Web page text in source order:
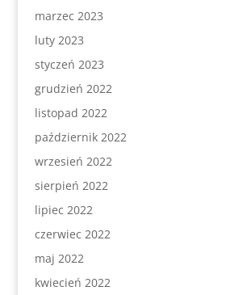
marzec 2023
luty 2023
styczeń 2023
grudzień 2022
listopad 2022
październik 2022
wrzesień 2022
sierpień 2022
lipiec 2022
czerwiec 2022
maj 2022
kwiecień 2022